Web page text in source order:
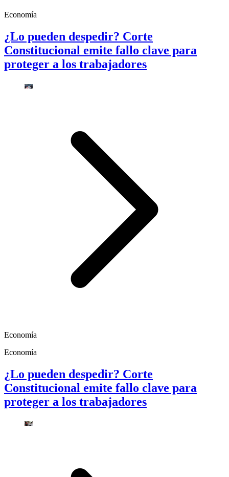
Economía
¿Lo pueden despedir? Corte
Constitucional emite fallo clave para
proteger a los trabajadores
Economía
Economía
¿Lo pueden despedir? Corte
Constitucional emite fallo clave para
proteger a los trabajadores